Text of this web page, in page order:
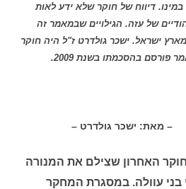
דיווח של חוקר שלא ידע לאות
של עזה. הגילויים שבמאמר זה
ישראל. ישכר גולדרט ז"ל היה חוקר
בהסכמתו בשנת 2009.
גולדרט –
האחרון שצילם את המנורה
בני עוולה. במסגרת המחקר